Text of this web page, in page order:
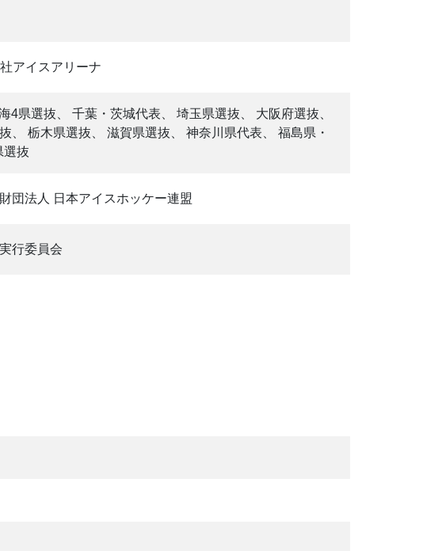
アイスアリーナ
県選抜、 千葉・茨城代表、 埼玉県選抜、 大阪府選抜、
栃木県選抜、 滋賀県選抜、 神奈川県代表、 福島県・
選抜
団法人 日本アイスホッケー連盟
行委員会